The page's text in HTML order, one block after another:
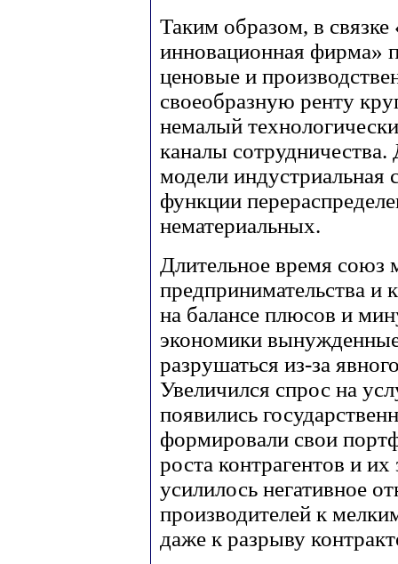
Таким образом, в
инновационная фирма»
ценовые и
своеобразную ренту
немалый
каналы
модели индустриальная
функции
нематериальных.
Длительное время союз
предпринимательства и
на балансе плюсов и
экономики
разрушаться из-за
Увеличился спрос на
появились
формировали свои
роста контрагентов и
усилилось негативное
производителей к
даже к разрыву